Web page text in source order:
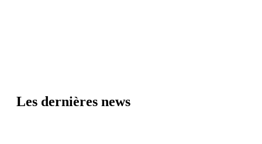
Les dernières news